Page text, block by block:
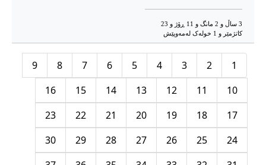
3 ساڵ و 2 مانگ و 11 ڕۆژ و 23
کاتژمێر و 1 خوله‌ک له‌مه‌وپێش‌
1
2
3
4
5
6
7
8
9
10
11
12
13
14
15
16
17
18
19
20
21
22
23
24
25
26
27
28
29
30